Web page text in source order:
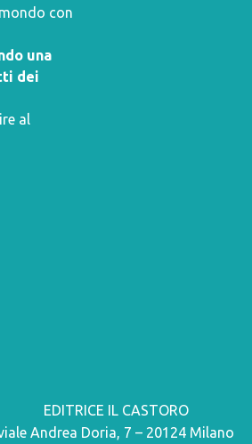
con
una
dei
al
EDITRICE IL CASTORO
Andrea Doria, 7 – 20124 Milano